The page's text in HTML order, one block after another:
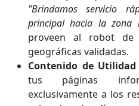
"Brindamos servicio
principal hacia la zona
proveen al robot de
geográficas validadas.
Contenido de
tus páginas
exclusivamente a los